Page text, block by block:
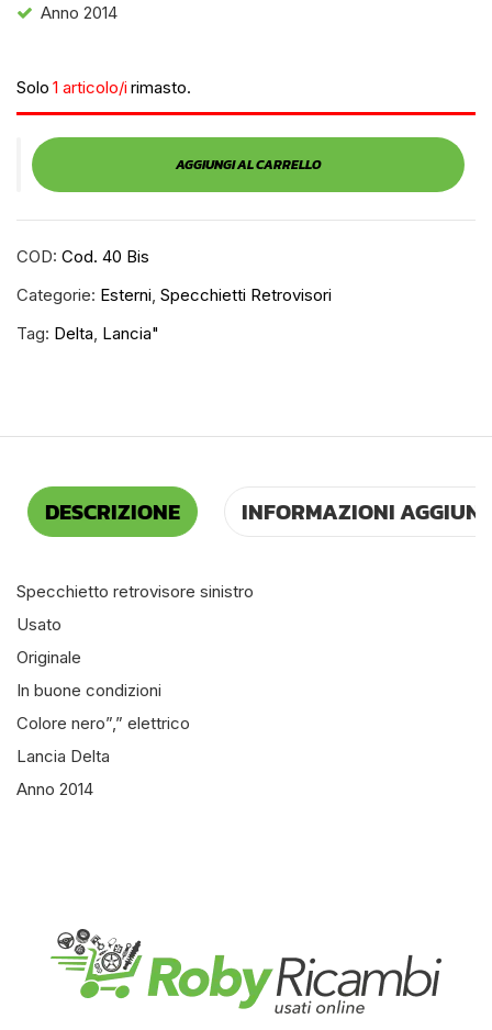
Anno 2014
Solo 1 articolo/i rimasto.
AGGIUNGI AL CARRELLO
COD: Cod. 40 Bis
Categorie: Esterni, Specchietti Retrovisori
Tag: Delta, Lancia"
DESCRIZIONE INFORMAZIONI
Specchietto retrovisore sinistro
Usato
Originale
In buone condizioni
Colore nero”,” elettrico
Lancia Delta
Anno 2014